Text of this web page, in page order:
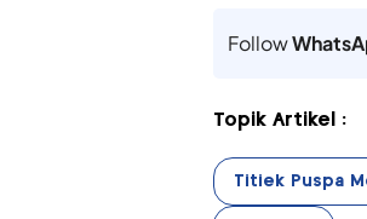
Follow
Topik Artikel :
Titiek Puspa